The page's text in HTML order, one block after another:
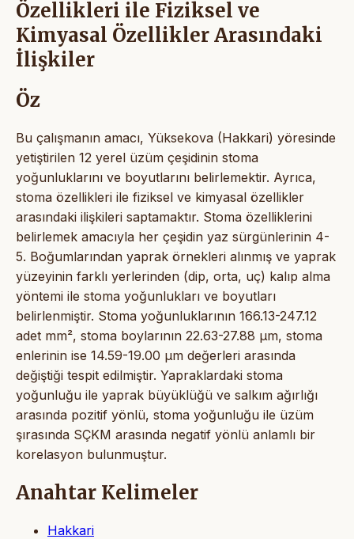
Özellikleri ile Fiziksel ve
Kimyasal Özellikler Arasındaki
İlişkiler
Öz
Bu çalışmanın amacı, Yüksekova (Hakkari) yöresinde
yetiştirilen 12 yerel üzüm çeşidinin stoma
yoğunluklarını ve boyutlarını belirlemektir. Ayrıca,
stoma özellikleri ile fiziksel ve kimyasal özellikler
arasındaki ilişkileri saptamaktır. Stoma özelliklerini
belirlemek amacıyla her çeşidin yaz sürgünlerinin 4-
5. Boğumlarından yaprak örnekleri alınmış ve yaprak
yüzeyinin farklı yerlerinden (dip, orta, uç) kalıp alma
yöntemi ile stoma yoğunlukları ve boyutları
belirlenmiştir. Stoma yoğunluklarının 166.13-247.12
adet mm², stoma boylarının 22.63-27.88 µm, stoma
enlerinin ise 14.59-19.00 µm değerleri arasında
değiştiği tespit edilmiştir. Yapraklardaki stoma
yoğunluğu ile yaprak büyüklüğü ve salkım ağırlığı
arasında pozitif yönlü, stoma yoğunluğu ile üzüm
şırasında SÇKM arasında negatif yönlü anlamlı bir
korelasyon bulunmuştur.
Anahtar Kelimeler
Hakkari